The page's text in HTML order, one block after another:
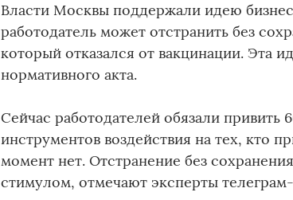
Власти Москвы поддержали идею
работодатель может отстранить без
который отказался от вакцинации. Эта
нормативного акта.
Сейчас работодателей обязали привить
инструментов воздействия на тех, кто
момент нет. Отстранение без
стимулом, отмечают эксперты